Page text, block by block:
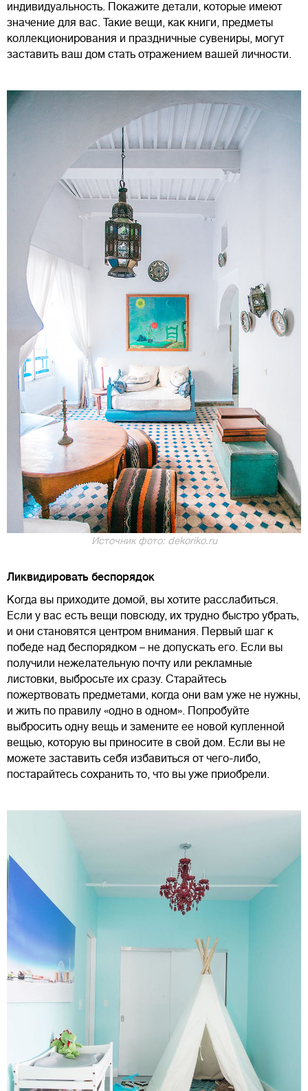
индивидуальность. Покажите детали, которые имеют
значение для вас. Такие вещи, как книги, предметы
коллекционирования и праздничные сувениры, могут
заставить ваш дом стать отражением вашей личности.
Источник фото: dekoriko.ru
Ликвидировать беспорядок
Когда вы приходите домой, вы хотите расслабиться.
Если у вас есть вещи повсюду, их трудно быстро убрать,
и они становятся центром внимания. Первый шаг к
победе над беспорядком – не допускать его. Если вы
получили нежелательную почту или рекламные
листовки, выбросьте их сразу. Старайтесь
пожертвовать предметами, когда они вам уже не нужны,
и жить по правилу «одно в одном». Попробуйте
выбросить одну вещь и замените ее новой купленной
вещью, которую вы приносите в свой дом. Если вы не
можете заставить себя избавиться от чего-либо,
постарайтесь сохранить то, что вы уже приобрели.